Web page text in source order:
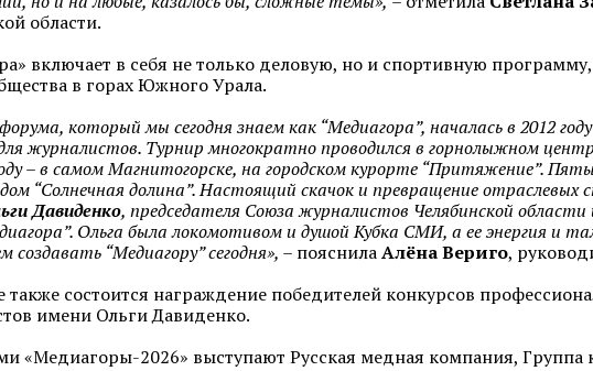
области.
включает в себя не только деловую, но и спортивную
в горах Южного Урала.
который мы сегодня знаем как “Медиагора”, началась в 2012
журналистов. Турнир многократно проводился в горнолыжном
– в самом Магнитогорске, на городском курорте “Притяжение”.
“Солнечная долина”. Настоящий скачок и превращение
Давиденко, председателя Союза журналистов Челябинской
Ольга была локомотивом и душой Кубка СМИ, а ее энергия и
создавать “Медиагору” сегодня», – пояснилаАлёна Вериго,
состоится награждение победителей конкурсов
имени Ольги Давиденко.
«Медиагоры-2026» выступают Русская медная компания, Группа